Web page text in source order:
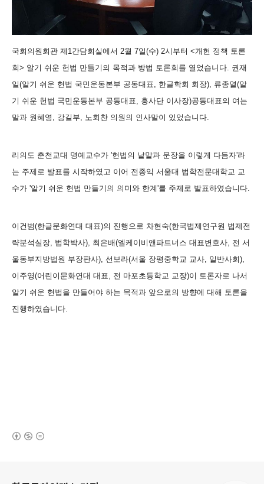
국회의원회관 제1간담회실에서 2월 7일(수) 2시부터 <개헌 정책 토론
회> 알기 쉬운 헌법 만들기의 목적과 방법 토론회를 열었습니다. 권재
일(알기 쉬운 헌법 국민운동본부 공동대표, 한글학회 회장), 류종열(알
기 쉬운 헌법 국민운동본부 공동대표, 흥사단 이사장)공동대표의 여는
말과 원혜영, 강길부, 노회찬 의원의 인사말이 있었습니다.
리의도 춘천교대 명예교수가 '헌법의 낱말과 문장을 이렇게 다듬자'라
는 주제로 발표를 시작하였고 이어 전종익 서울대 법학전문대학교 교
수가 '알기 쉬운 헌법 만들기의 의미와 한계'를 주제로 발표하였습니다.
이건범(한글문화연대 대표)의 진행으로 차현숙(한국법제연구원 법제전
략분석실장, 법학박사), 최은배(엘케이비앤파트너스 대표변호사, 전 서
울동부지방법원 부장판사), 선보라(서울 장평중학교 교사, 일반사회),
이주영(어린이문화연대 대표, 전 마포초등학교 교장)이 토론자로 나서
알기 쉬운 헌법을 만들어야 하는 목적과 앞으로의 방향에 대해 토론을
진행하였습니다.